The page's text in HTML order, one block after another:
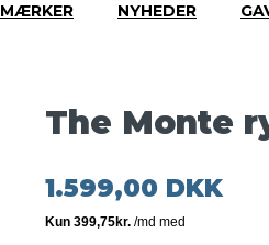
MÆRKER NYHEDER
The Monte
1.599,00 DKK